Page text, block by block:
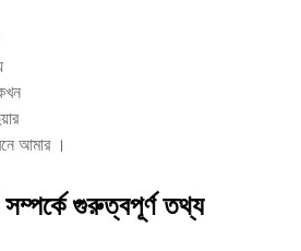
আমার ।
সম্পর্কে গুরুত্বপূর্ণ তথ্য